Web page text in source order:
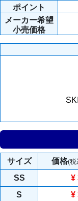
ポイント
メーカー希望
小売価格
サイズ 価格(税
SS ¥
S
¥